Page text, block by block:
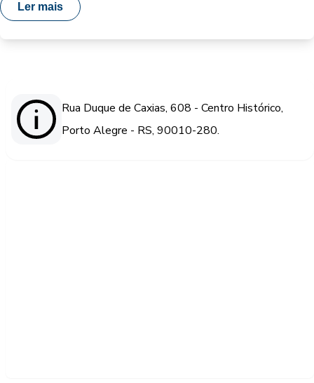
Ler mais
Rua Duque de Caxias, 608 - Centro Histórico,
Porto Alegre - RS, 90010-280.